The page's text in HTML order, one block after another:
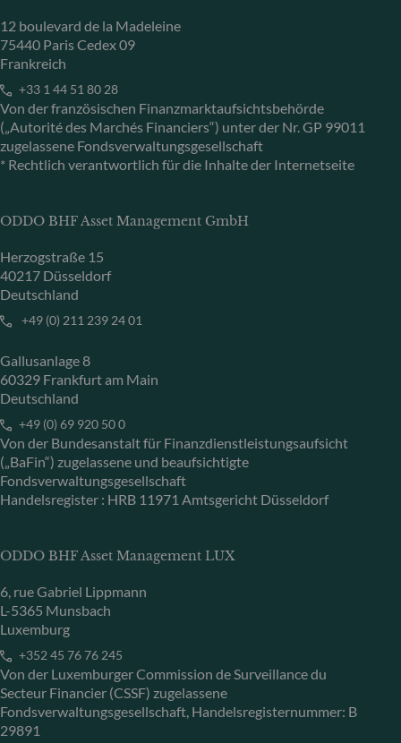
12 boulevard de la Madeleine
75440 Paris Cedex 09
Frankreich
+33 1 44 51 80 28
Von der französischen Finanzmarktaufsichtsbehörde
(„Autorité des Marchés Financiers“) unter der Nr. GP 99011
zugelassene Fondsverwaltungsgesellschaft
* Rechtlich verantwortlich für die Inhalte der Internetseite
ODDO BHF Asset Management GmbH
Herzogstraße 15
40217 Düsseldorf
Deutschland
+49 (0) 211 239 24 01
Gallusanlage 8
60329 Frankfurt am Main
Deutschland
+49 (0) 69 920 50 0
Von der Bundesanstalt für Finanzdienstleistungsaufsicht
(„BaFin“) zugelassene und beaufsichtigte
Fondsverwaltungsgesellschaft
Handelsregister : HRB 11971 Amtsgericht Düsseldorf
ODDO BHF Asset Management LUX
6, rue Gabriel Lippmann
L-5365 Munsbach
Luxemburg
+352 45 76 76 245
Von der Luxemburger Commission de Surveillance du
Secteur Financier (CSSF) zugelassene
Fondsverwaltungsgesellschaft, Handelsregisternummer: B
29891